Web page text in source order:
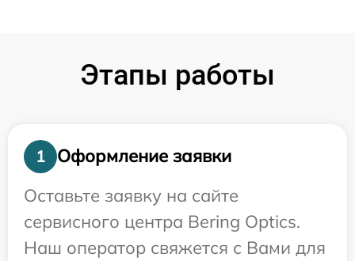
Этапы работы
1
Оформление заявки
Оставьте заявку на сайте
сервисного центра Bering Optics.
Наш оператор свяжется с Вами для